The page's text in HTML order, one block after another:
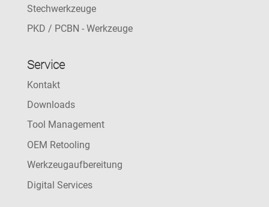
Stechwerkzeuge
PKD / PCBN - Werkzeuge
Service
Kontakt
Downloads
Tool Management
OEM Retooling
Werkzeugaufbereitung
Digital Services